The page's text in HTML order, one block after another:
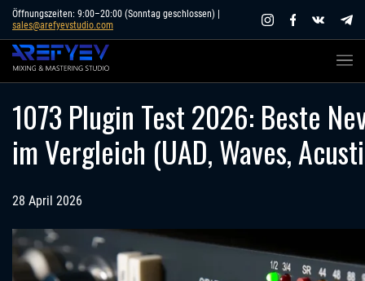
Skip
content
Öffnungszeiten: 9:00–20:00 (Sonntag geschlossen) |
sales@arefyevstudio.com
1073 Plugin Test 2026: Beste
im Vergleich (UAD, Waves,
28 April 2026